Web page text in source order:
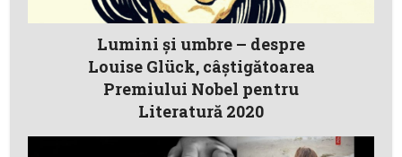
Lumini și umbre – despre
Louise Glück, câştigătoarea
Premiului Nobel pentru
Literatură 2020